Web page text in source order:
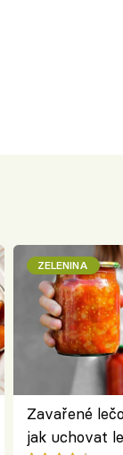
ZELENINA
Zavařené
jak uchovat